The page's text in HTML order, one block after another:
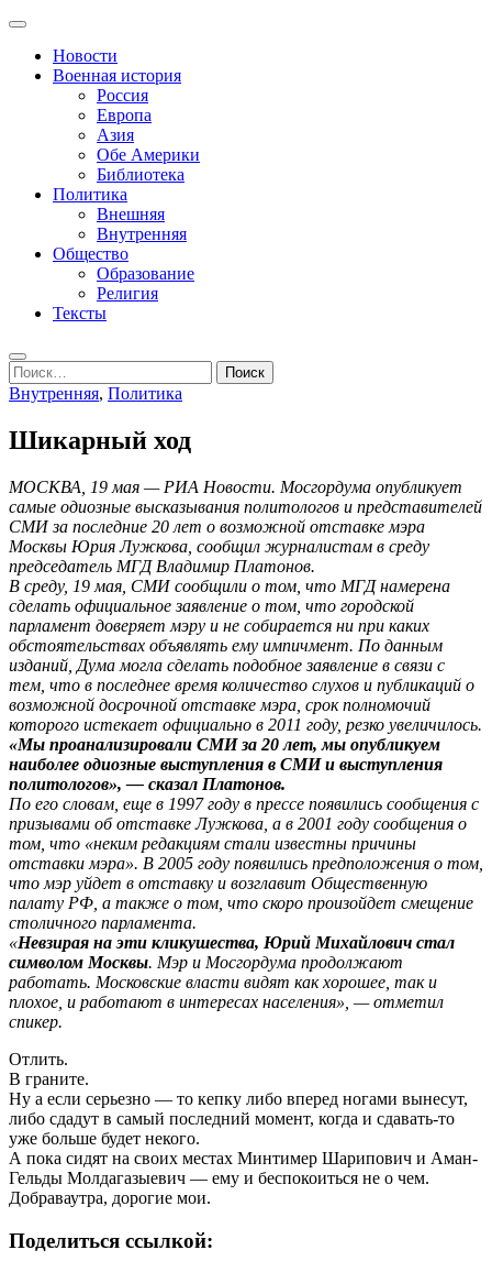
Перейти
содержимому
Журнал старого ворчуна
Записки пенсионера и геймера
Основное
Новости
Военная история
Россия
Европа
Азия
Обе Америки
Библиотека
Политика
Внешняя
Внутренняя
Общество
Образование
Религия
Тексты
Поиск
Найти:
Внутренняя, Политика
Шикарный ход
МОСКВА, 19 мая — РИА Новости. Мосгордума опубликует
самые одиозные высказывания политологов и представителей
СМИ за последние 20 лет о возможной отставке мэра
Москвы Юрия Лужкова, сообщил журналистам в среду
председатель МГД Владимир Платонов.
В среду, 19 мая, СМИ сообщили о том, что МГД намерена
сделать официальное заявление о том, что городской
парламент доверяет мэру и не собирается ни при каких
обстоятельствах объявлять ему импичмент. По данным
изданий, Дума могла сделать подобное заявление в связи с
тем, что в последнее время количество слухов и публикаций о
возможной досрочной отставке мэра, срок полномочий
которого истекает официально в 2011 году, резко увеличилось.
«Мы проанализировали СМИ за 20 лет, мы опубликуем
наиболее одиозные выступления в СМИ и выступления
политологов», — сказал Платонов.
По его словам, еще в 1997 году в прессе появились сообщения с
призывами об отставке Лужкова, а в 2001 году сообщения о
том, что «неким редакциям стали известны причины
отставки мэра». В 2005 году появились предположения о том,
что мэр уйдет в отставку и возглавит Общественную
палату РФ, а также о том, что скоро произойдет смещение
столичного парламента.
«Невзирая на эти кликушества, Юрий Михайлович стал
символом Москвы. Мэр и Мосгордума продолжают
работать. Московские власти видят как хорошее, так и
плохое, и работают в интересах населения», — отметил
спикер.
Отлить.
В граните.
Ну а если серьезно — то кепку либо вперед ногами вынесут,
либо сдадут в самый последний момент, когда и сдавать-то
уже больше будет некого.
А пока сидят на своих местах Минтимер Шарипович и Аман-
Гельды Молдагазыевич — ему и беспокоиться не о чем.
Добраваутра, дорогие мои.
Поделиться ссылкой: